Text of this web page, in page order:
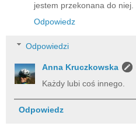
jestem przekonana do niej.
Odpowiedz
Odpowiedzi
Anna Kruczkowska
Każdy lubi coś innego.
Odpowiedz